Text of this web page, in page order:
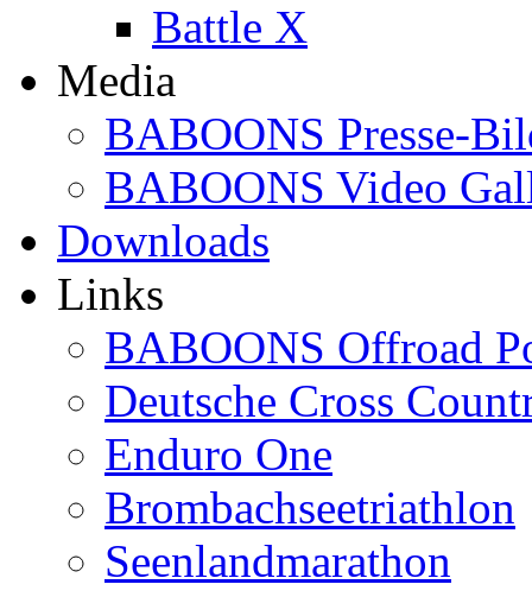
Battle X
Media
BABOONS Presse-
BABOONS Video
Downloads
Links
BABOONS Offroad
Deutsche Cross
Enduro One
Brombachseetriathlon
Seenlandmarathon